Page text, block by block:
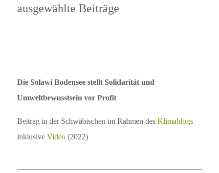
ausgewählte Beiträge
Die Solawi Bodensee stellt Solidarität und
Umweltbewusstsein vor Profit
Beitrag in der Schwäbischen im Rahmen des Klimablogs
inklusive Video (2022)